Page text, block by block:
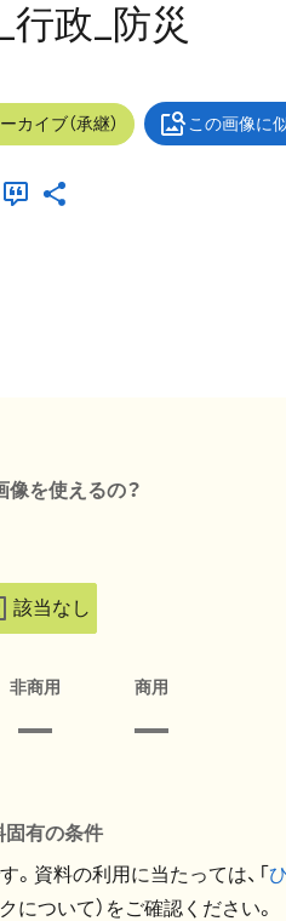
政_防災
カイブ（承継） この画像に
像を使えるの？
該当なし
非商用 商用
固有の条件
資料の利用に当たっては、「
について）をご確認ください。